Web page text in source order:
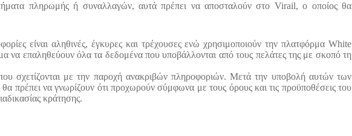
πληρωμής ή συναλλαγών, αυτά πρέπει να αποσταλούν στο Virail, ο οποίος θα
είναι αληθινές, έγκυρες και τρέχουσες ενώ χρησιμοποιούν την πλατφόρμα White
να επαληθεύουν όλα τα δεδομένα που υποβάλλονται από τους πελάτες της με σκοπό τη
σχετίζονται με την παροχή ανακριβών πληροφοριών. Μετά την υποβολή αυτών των
πρέπει να γνωρίζουν ότι προχωρούν σύμφωνα με τους όρους και τις προϋποθέσεις του
κράτησης.